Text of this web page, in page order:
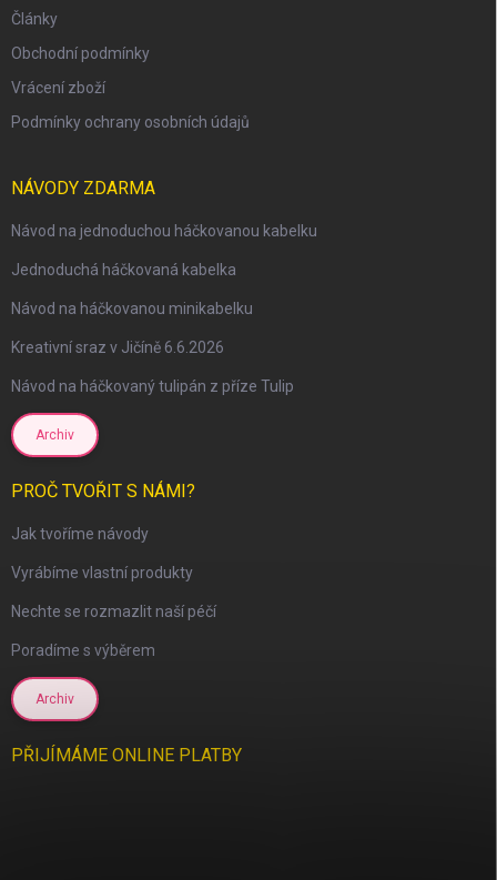
Články
Obchodní podmínky
Vrácení zboží
Podmínky ochrany osobních údajů
NÁVODY ZDARMA
Návod na jednoduchou háčkovanou kabelku
Jednoduchá háčkovaná kabelka
Návod na háčkovanou minikabelku
Kreativní sraz v Jičíně 6.6.2026
Návod na háčkovaný tulipán z příze Tulip
Archiv
PROČ TVOŘIT S NÁMI?
Jak tvoříme návody
Vyrábíme vlastní produkty
Nechte se rozmazlit naší péčí
Poradíme s výběrem
Archiv
PŘIJÍMÁME ONLINE PLATBY